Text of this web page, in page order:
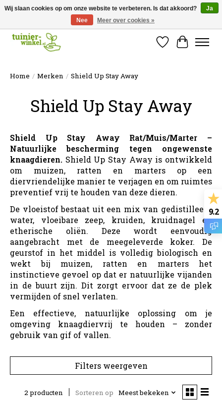
Online tuinartikelen kopen ✓ Online sinds 2007 ✓ Thuiswinkel Waarborg
Verlanglijst
Home / Merken / Shield Up Stay Away
Shield Up Stay Away
Shield Up Stay Away Rat/Muis/Marter –
Natuurlijke bescherming tegen ongewenste
knaagdieren. Shield Up Stay Away is ontwikkeld
om muizen, ratten en marters op een
diervriendelijke manier te verjagen en om ruimtes
preventief vrij te houden van deze dieren.
De vloeistof bestaat uit een mix van gedistilleerd
water, vloeibare zeep, kruiden, kruidnagel en
etherische oliën. Deze wordt eenvoudig
aangebracht met de meegeleverde koker. De
geurstof in het middel is volledig biologisch en
wekt bij muizen, ratten en marters het
instinctieve gevoel op dat er natuurlijke vijanden
in de buurt zijn. Dit zorgt ervoor dat ze de plek
vermijden of snel verlaten.
Een effectieve, natuurlijke oplossing om je
omgeving knaagdiervrij te houden – zonder
gebruik van gif of vallen.
Filters weergeven
2 producten Sorteren op Meest bekeken
9.2
Wij slaan cookies op om onze website te verbeteren. Is dat akkoord?
Ja
Nee
Meer over cookies »